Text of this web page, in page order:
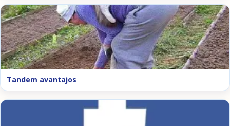
Tandem avantajos